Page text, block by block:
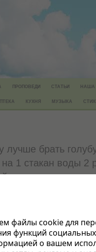
ПРОПОВЕДИ СТАТЬИ НАША
КУХНЯ МУЗЫКА
лучше брать
1 стакан воды 2
ложек на
дозы 1 столовая
деятельность
Возможна
ускорить
аппликации из
файлы cookie для
функций
о вашем